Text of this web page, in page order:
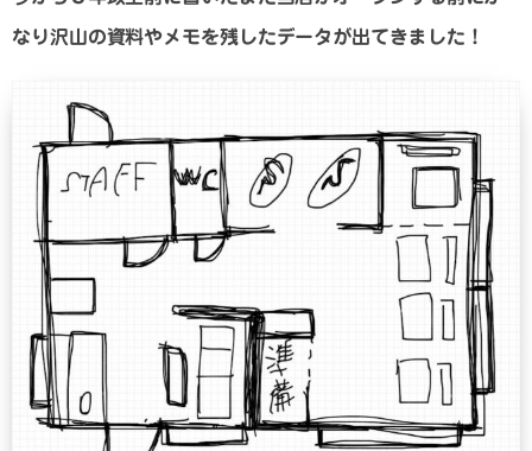
なり沢山の資料やメモを残したデータが出てきました！